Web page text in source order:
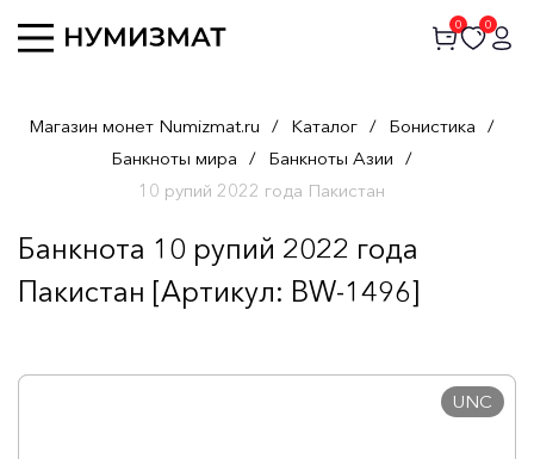
0 0
Магазин монет Numizmat.ru / Каталог / Бонистика /
Банкноты мира / Банкноты Азии /
10 рупий 2022 года Пакистан
Банкнота 10 рупий 2022 года
Пакистан [Артикул: BW-1496]
UNC